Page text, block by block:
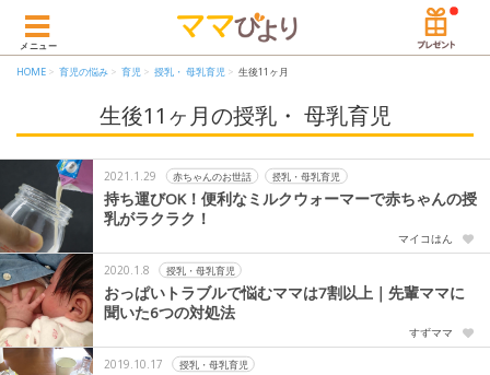
メニュー
HOME 育児の悩み 育児 授乳・ 母乳育児 生後11ヶ月
生後11ヶ月の授乳・ 母乳育児
2021.1.29 赤ちゃんのお世話 授乳・母乳育児
持ち運びOK！便利なミルクウォーマーで赤ちゃんの授
乳がラクラク！
マイコはん
2020.1.8 授乳・母乳育児
おっぱいトラブルで悩むママは7割以上｜先輩ママに
聞いた6つの対処法
すずママ
2019.10.17 授乳・母乳育児